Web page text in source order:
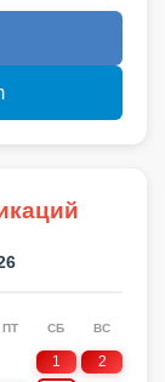
ПТ СБ ВС
1
2